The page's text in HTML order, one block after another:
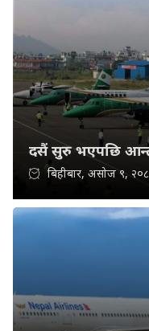
दसैं सुरु भएपछि
बिहीबार, असोज ९,